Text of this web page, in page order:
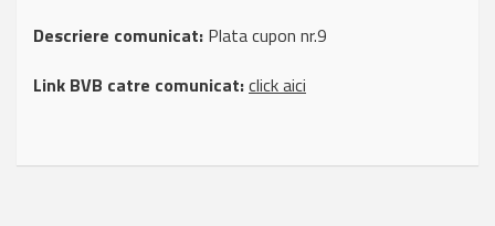
Descriere comunicat: Plata cupon nr.9
Link BVB catre comunicat:click aici